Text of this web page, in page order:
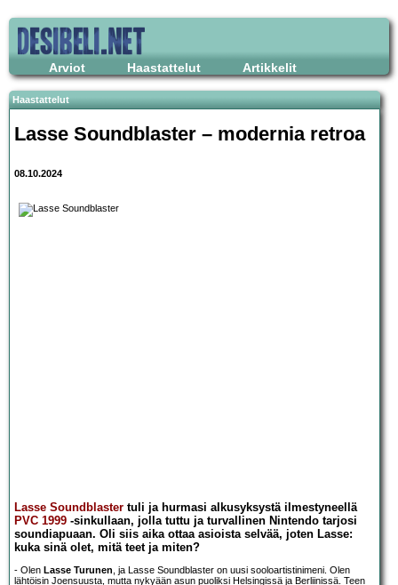
Arviot Haastattelut Artikkelit
Haastattelut
Lasse Soundblaster – modernia retroa
08.10.2024
Lasse Soundblaster tuli ja hurmasi alkusyksystä ilmestyneellä
PVC 1999 -sinkullaan, jolla tuttu ja turvallinen Nintendo tarjosi
soundiapuaan. Oli siis aika ottaa asioista selvää, joten Lasse:
kuka sinä olet, mitä teet ja miten?
- Olen Lasse Turunen, ja Lasse Soundblaster on uusi sooloartistinimeni. Olen
lähtöisin Joensuusta, mutta nykyään asun puoliksi Helsingissä ja Berliinissä. Teen